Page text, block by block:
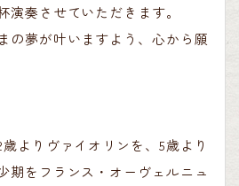
演奏させていただきます。
の夢が叶いますよう、心から願
よりヴァイオリンを、5歳より
期をフランス・オーヴェルニュ